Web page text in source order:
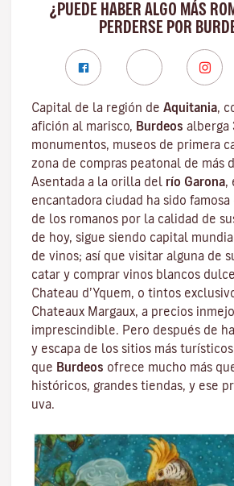
¿PUEDE HABER ALGO MÁS
PERDERSE POR
Capital de la región de Aquitania,
afición al marisco, Burdeos alberga
monumentos, museos de primera
zona de compras peatonal de más
Asentada a la orilla del río Garona,
encantadora ciudad ha sido
de los romanos por la calidad de
de hoy, sigue siendo capital
de vinos; así que visitar alguna de
catar y comprar vinos blancos
Chateau d’Yquem, o tintos
Chateaux Margaux, a precios
imprescindible. Pero después de
y escapa de los sitios más
que Burdeos ofrece mucho más
históricos, grandes tiendas, y ese
uva.